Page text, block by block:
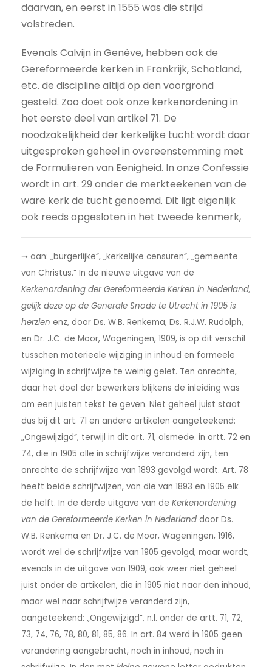
daarvan, en eerst in 1555 was die strijd
volstreden.
Evenals Calvijn in Genève, hebben ook de
Gereformeerde kerken in Frankrijk, Schotland,
etc. de discipline altijd op den voorgrond
gesteld. Zoo doet ook onze kerkenordening in
het eerste deel van artikel 71. De
noodzakelijkheid der kerkelijke tucht wordt daar
uitgesproken geheel in overeenstemming met
de Formulieren van Eenigheid. In onze Confessie
wordt in art. 29 onder de merkteekenen van de
ware kerk de tucht genoemd. Dit ligt eigenlijk
ook reeds opgesloten in het tweede kenmerk,
➝ aan: „burgerlijke”, „kerkelijke censuren”, „gemeente
van Christus.” In de nieuwe uitgave van de
Kerkenordening der Gereformeerde Kerken in Nederland,
gelijk deze op de Generale Snode te Utrecht in 1905 is
herzien enz, door Ds. W.B. Renkema, Ds. R.J.W. Rudolph,
en Dr. J.C. de Moor, Wageningen, 1909, is op dit verschil
tusschen materieele wijziging in inhoud en formeele
wijziging in schrijfwijze te weinig gelet. Ten onrechte,
daar het doel der bewerkers blijkens de inleiding was
om een juisten tekst te geven. Niet geheel juist staat
dus bij dit art. 71 en andere artikelen aangeteekend:
„Ongewijzigd”, terwijl in dit art. 71, alsmede. in artt. 72 en
74, die in 1905 alle in schrijfwijze veranderd zijn, ten
onrechte de schrijfwijze van 1893 gevolgd wordt. Art. 78
heeft beide schrijfwijzen, van die van 1893 en 1905 elk
de helft. In de derde uitgave van de Kerkenordening
van de Gereformeerde Kerken in Nederland door Ds.
W.B. Renkema en Dr. J.C. de Moor, Wageningen, 1916,
wordt wel de schrijfwijze van 1905 gevolgd, maar wordt,
evenals in de uitgave van 1909, ook weer niet geheel
juist onder de artikelen, die in 1905 niet naar den inhoud,
maar wel naar schrijfwijze veranderd zijn,
aangeteekend: „Ongewijzigd”, n.l. onder de artt. 71, 72,
73, 74, 76, 78, 80, 81, 85, 86. In art. 84 werd in 1905 geen
verandering aangebracht, noch in inhoud, noch in